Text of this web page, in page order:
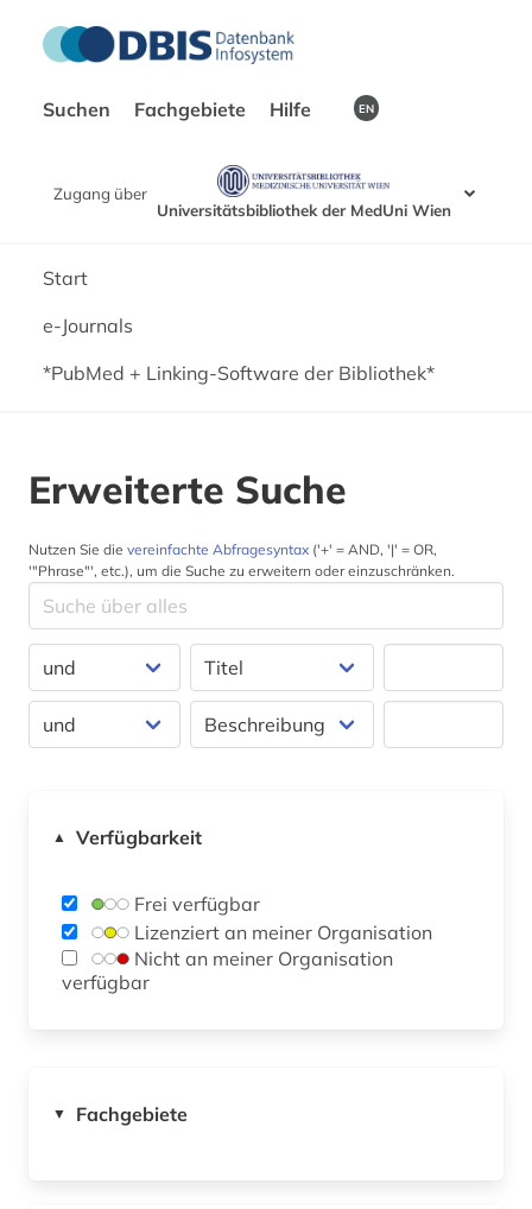
Suchen Fachgebiete Hilfe EN
Zugang über
Universitätsbibliothek der MedUni Wien
Start
e-Journals
*PubMed + Linking-Software der Bibliothek*
Erweiterte Suche
Nutzen Sie die vereinfachte Abfragesyntax ('+' = AND, '|' = OR,
'"Phrase"', etc.), um die Suche zu erweitern oder einzuschränken.
▲ Verfügbarkeit
Frei verfügbar
Lizenziert an meiner Organisation
verfügbar
▼ Fachgebiete